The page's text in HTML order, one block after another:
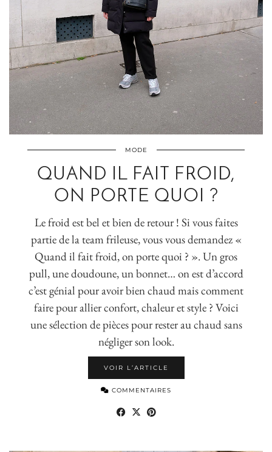
MODE
QUAND IL FAIT FROID,
ON PORTE QUOI ?
Le froid est bel et bien de retour ! Si vous faites
partie de la team frileuse, vous vous demandez «
Quand il fait froid, on porte quoi ? ». Un gros
pull, une doudoune, un bonnet… on est d’accord
c’est génial pour avoir bien chaud mais comment
faire pour allier confort, chaleur et style ? Voici
une sélection de pièces pour rester au chaud sans
négliger son look.
VOIR L’ARTICLE
COMMENTAIRES